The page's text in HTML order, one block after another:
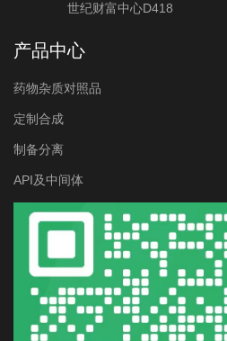
世纪财富中心D418
产品中心
药物杂质对照品
定制合成
制备分离
API及中间体